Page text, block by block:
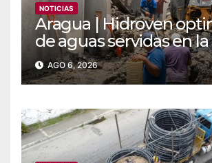
NOTICIAS
Aragua | Hidroven
de aguas servidas en la
comunidad Doña
Maracay
AGO 6, 2026